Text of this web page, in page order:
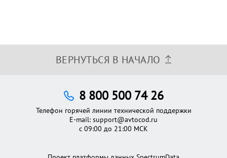
ВЕРНУТЬСЯ В НАЧАЛО
8 800 500 74 26
Телефон горячей линии технической поддержки
E-mail: support@avtocod.ru
с 09:00 до 21:00 МСК